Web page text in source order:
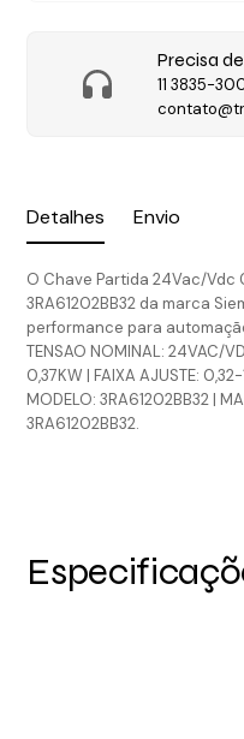
Detalhes Envio
O Chave Partida 24Vac/Vdc
3RA61202BB32 da marca
performance para
TENSAO NOMINAL: 24VAC/
0,37KW | FAIXA AJUSTE:
MODELO: 3RA61202BB32 |
3RA61202BB32.
Precisa
11 3835-